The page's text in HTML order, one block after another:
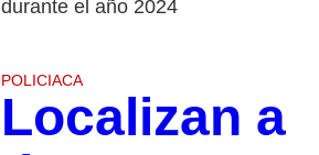
durante el año 2024
POLICIACA
Localizan a